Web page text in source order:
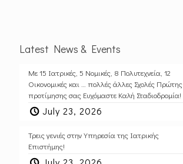
Latest News & Events
Με 15 Ιατρικές, 5 Νομικές, 8 Πολυτεχνεία, 12
Οικονομικές και … πολλές άλλες Σχολές Πρώτης
προτίμησης σας Ευχόμαστε Καλή Σταδιοδρομία!
July 23, 2026
Τρεις γενιές στην Υπηρεσία της Ιατρικής
Επιστήμης!